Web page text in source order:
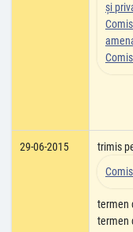
şi
29-06-2015
trimis
termen
termen